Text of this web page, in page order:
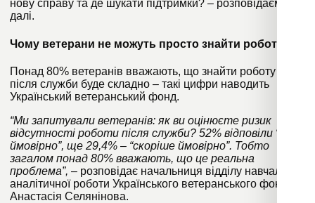
нову справу та де шукати підтримки? – розповідаємо
далі.
Чому ветерани не можуть просто знайти роботу?
Понад 80% ветеранів вважають, що знайти роботу
після служби буде складно – такі цифри наводить
Український ветеранський фонд.
“Ми запитували ветеранів: як ви оцінюєте ризик
відсутності роботи після служби? 52% відповіли “дуже
ймовірно”, ще 29,4% – “скоріше ймовірно”. Тобто
загалом понад 80% вважають, що це реальна
проблема”, – розповідає начальниця відділу навчально-
аналітичної роботи Українського ветеранського фонду
Анастасія Селянінова.